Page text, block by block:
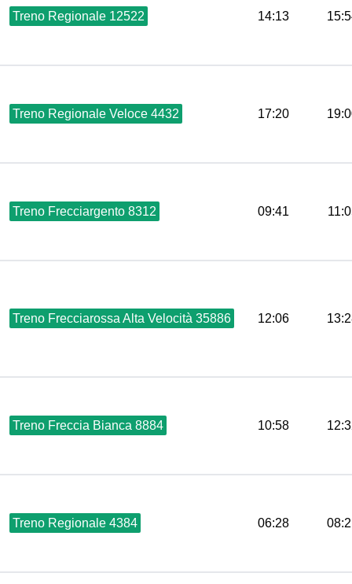
Treno Regionale 12522 14:13
Treno Regionale Veloce 4432 17:20
Treno Frecciargento 8312 09:41
Treno Frecciarossa Alta Velocità 35886 12:06
Treno Freccia Bianca 8884 10:58
Treno Regionale 4384 06:28